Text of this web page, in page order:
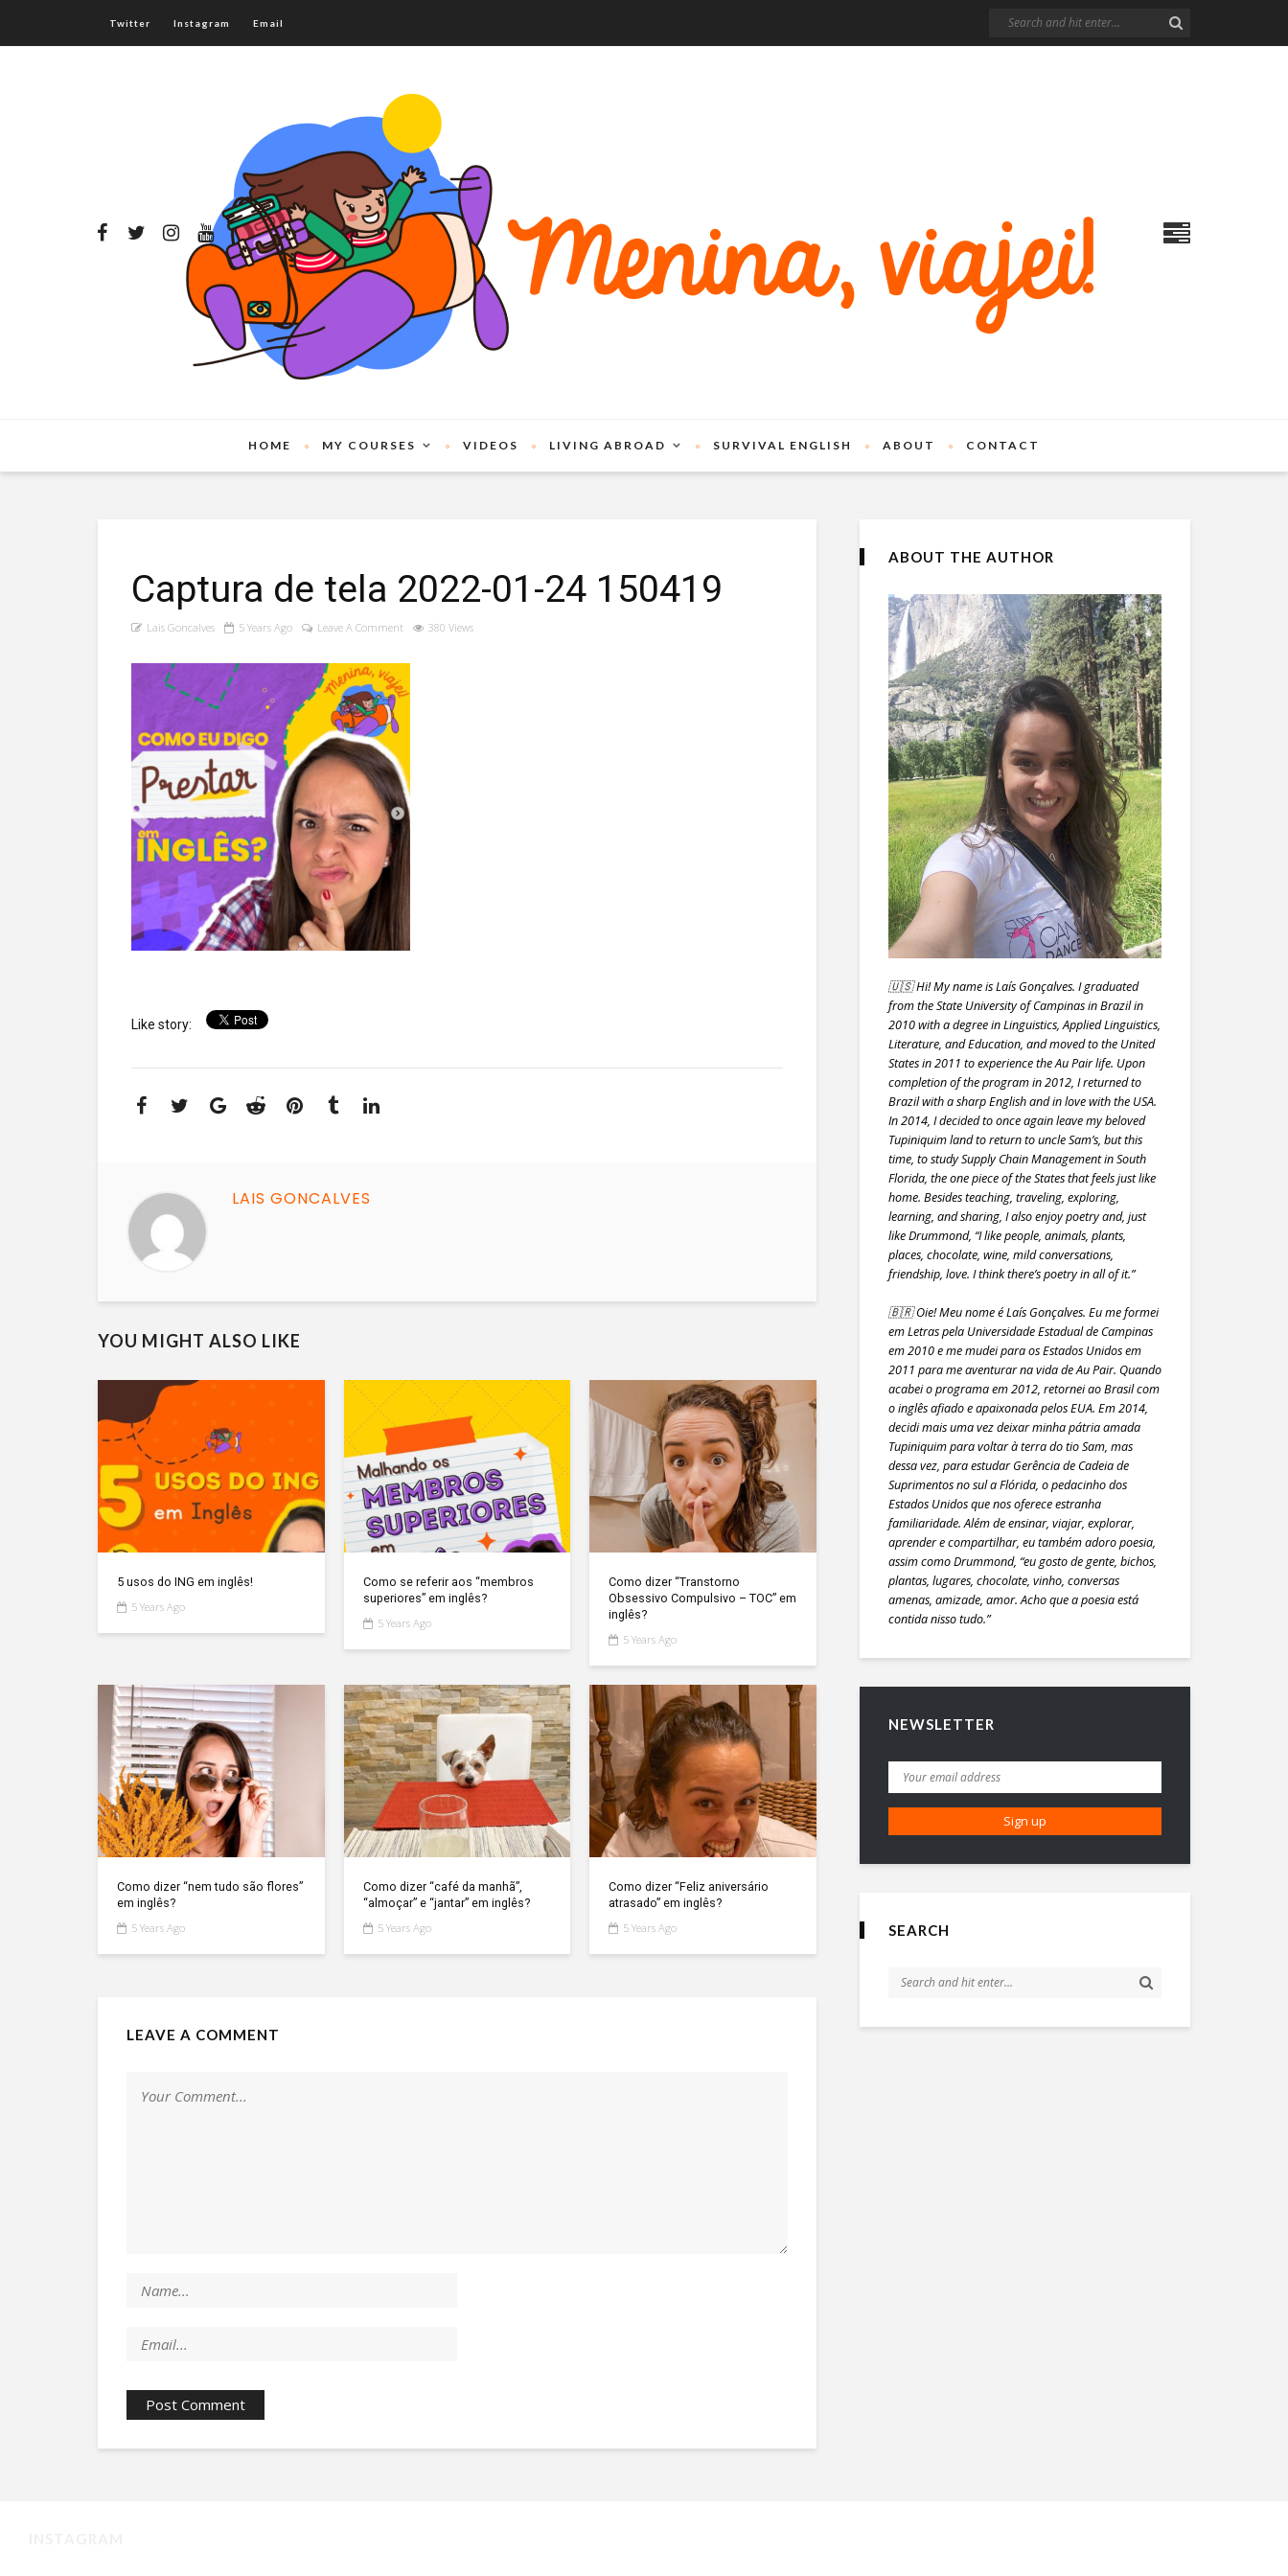
Twitter Instagram Email
HOME MY COURSES VIDEOS LIVING ABROAD SURVIVAL ENGLISH ABOUT CONTACT
Captura de tela 2022-01-24 150419
Lais Goncalves 5 Years Ago Leave A Comment 380 Views
Like story:
LAIS GONCALVES
YOU MIGHT ALSO LIKE
5 usos do ING em inglês!
5 Years Ago
Como se referir aos “membros
superiores” em inglês?
5 Years Ago
Como dizer “Transtorno
Obsessivo Compulsivo – TOC” em
inglês?
5 Years Ago
Como dizer “nem tudo são flores”
em inglês?
5 Years Ago
Como dizer “café da manhã”,
“almoçar” e “jantar” em inglês?
5 Years Ago
Como dizer “Feliz aniversário
atrasado” em inglês?
5 Years Ago
LEAVE A COMMENT
ABOUT THE AUTHOR
🇺🇸 Hi! My name is Laís Gonçalves. I graduated
from the State University of Campinas in Brazil in
2010 with a degree in Linguistics, Applied Linguistics,
Literature, and Education, and moved to the United
States in 2011 to experience the Au Pair life. Upon
completion of the program in 2012, I returned to
Brazil with a sharp English and in love with the USA.
In 2014, I decided to once again leave my beloved
Tupiniquim land to return to uncle Sam’s, but this
time, to study Supply Chain Management in South
Florida, the one piece of the States that feels just like
home. Besides teaching, traveling, exploring,
learning, and sharing, I also enjoy poetry and, just
like Drummond, “I like people, animals, plants,
places, chocolate, wine, mild conversations,
friendship, love. I think there’s poetry in all of it.”
🇧🇷 Oie! Meu nome é Laís Gonçalves. Eu me formei
em Letras pela Universidade Estadual de Campinas
em 2010 e me mudei para os Estados Unidos em
2011 para me aventurar na vida de Au Pair. Quando
acabei o programa em 2012, retornei ao Brasil com
o inglês afiado e apaixonada pelos EUA. Em 2014,
decidi mais uma vez deixar minha pátria amada
Tupiniquim para voltar à terra do tio Sam, mas
dessa vez, para estudar Gerência de Cadeia de
Suprimentos no sul a Flórida, o pedacinho dos
Estados Unidos que nos oferece estranha
familiaridade. Além de ensinar, viajar, explorar,
aprender e compartilhar, eu também adoro poesia,
assim como Drummond, “eu gosto de gente, bichos,
plantas, lugares, chocolate, vinho, conversas
amenas, amizade, amor. Acho que a poesia está
contida nisso tudo.”
NEWSLETTER
SEARCH